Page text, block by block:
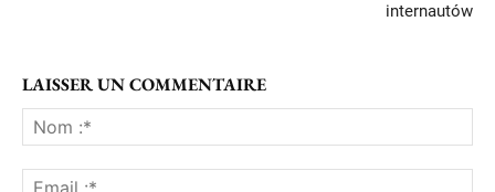
internautów
LAISSER UN COMMENTAIRE
:*